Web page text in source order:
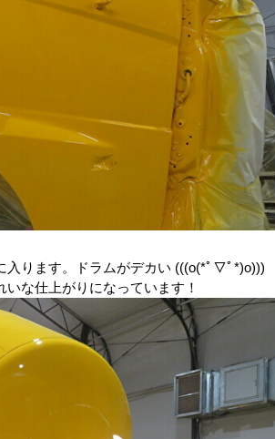
入ります。ドラムがデカい (((o(*ﾟ▽ﾟ*)o)))
な仕上がりになっています！